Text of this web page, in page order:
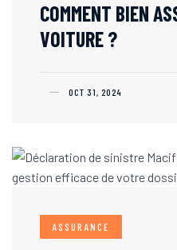
COMMENT BIEN
VOITURE ?
OCT 31, 2024
ASSURANCE